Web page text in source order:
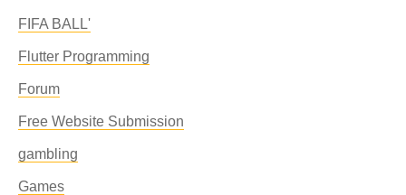
FIFA BALL'
Flutter Programming
Forum
Free Website Submission
gambling
Games